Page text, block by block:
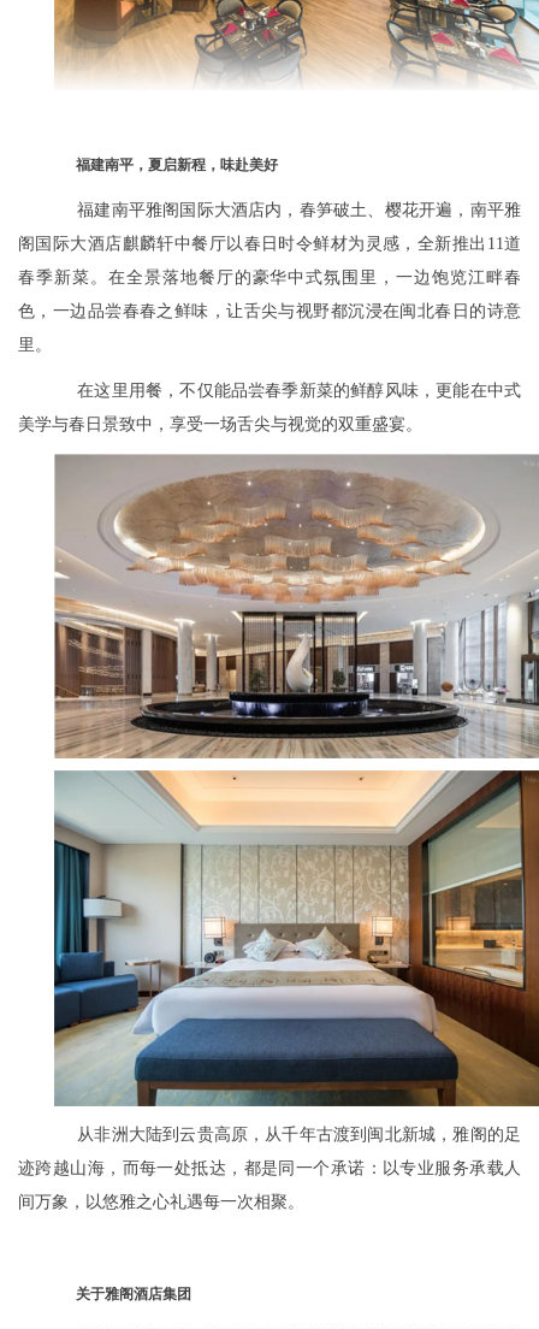
福建南平，夏启新程，味赴美好
福建南平雅阁国际大酒店内，春笋破土、樱花开遍，南平雅
阁国际大酒店麒麟轩中餐厅以春日时令鲜材为灵感，全新推出11道
春季新菜。在全景落地餐厅的豪华中式氛围里，一边饱览江畔春
色，一边品尝春春之鲜味，让舌尖与视野都沉浸在闽北春日的诗意
里。
在这里用餐，不仅能品尝春季新菜的鲜醇风味，更能在中式
美学与春日景致中，享受一场舌尖与视觉的双重盛宴。
从非洲大陆到云贵高原，从千年古渡到闽北新城，雅阁的足
迹跨越山海，而每一处抵达，都是同一个承诺：以专业服务承载人
间万象，以悠雅之心礼遇每一次相聚。
关于雅阁酒店集团